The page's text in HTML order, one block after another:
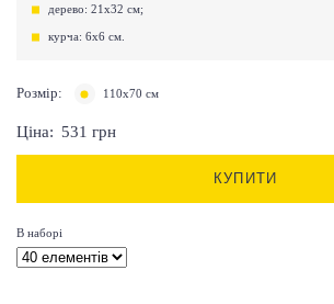
дерево: 21х32 см;
курча: 6х6 см.
Розмір: 110х70 см
Ціна: 531 грн
КУПИТИ
В наборі